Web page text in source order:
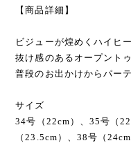
【商品詳細】
ビジューが煌めくハイヒ
抜け感のあるオープント
普段のお出かけからパー
サイズ
34号（22cm）、35号（
（23.5cm）、38号（